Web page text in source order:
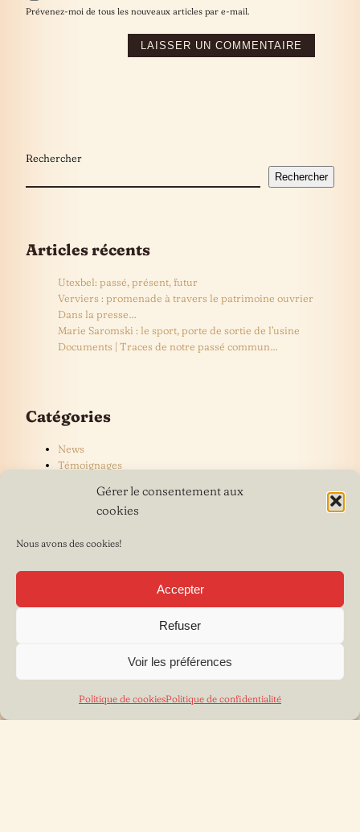
Gérer le consentement aux
cookies
Nous avons des cookies!
Accepter
Refuser
Voir les préférences
Politique de cookiesPolitique de confidentialité
Prévenez-moi de tous les nouveaux articles par e-mail.
Rechercher
Rechercher
Articles récents
Utexbel: passé, présent, futur
Verviers : promenade à travers le patrimoine ouvrier
Dans la presse…
Marie Saromski : le sport, porte de sortie de l’usine
Documents | Traces de notre passé commun…
Catégories
News
Témoignages